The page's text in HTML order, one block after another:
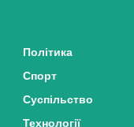
Політика
Спорт
Суспільство
Технології